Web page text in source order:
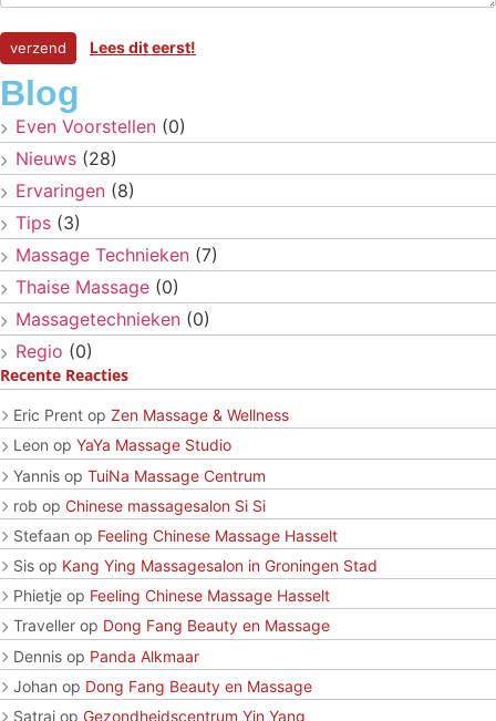
Lees dit eerst!
Blog
Even Voorstellen (0)
Nieuws (28)
Ervaringen (8)
Tips (3)
Massage Technieken (7)
Thaise Massage (0)
Massagetechnieken (0)
Regio (0)
Recente Reacties
Eric Prent op Zen Massage & Wellness
Leon op YaYa Massage Studio
Yannis op TuiNa Massage Centrum
rob op Chinese massagesalon Si Si
Stefaan op Feeling Chinese Massage Hasselt
Sis op Kang Ying Massagesalon in Groningen Stad
Phietje op Feeling Chinese Massage Hasselt
Traveller op Dong Fang Beauty en Massage
Dennis op Panda Alkmaar
Johan op Dong Fang Beauty en Massage
Satrai op Gezondheidscentrum Yin Yang